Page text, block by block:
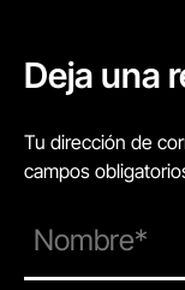
Deja una
Tu dirección de
campos